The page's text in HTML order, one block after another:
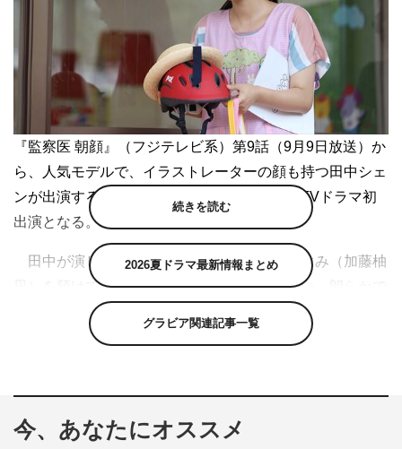
『監察医 朝顔』（フジテレビ系）第9話（9月9日放送）か
ら、人気モデルで、イラストレーターの顔も持つ田中シェ
ンが出演することが決定した。田中は本作がTVドラマ初
出演となる。
田中が演じるのは、朝顔（上野樹里）がつぐみ（加藤柚
凪）を預けている保育園に勤める保育士のまい。朗らかで
優しく、大きな笑顔が印象的なまいは、子供たちの一番の
人気者。保育園でつぐみの成長を見守り、朝顔の知らない
＜田中シェン コメント＞
続きを読む
2026夏ドラマ最新情報まとめ
グラビア関連記事一覧
今、あなたにオススメ